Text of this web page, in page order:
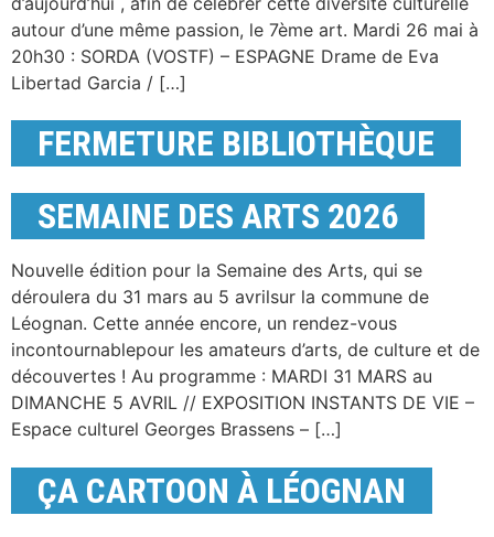
autour d’une même passion, le 7ème art. Mardi 26 mai à
20h30 : SORDA (VOSTF) – ESPAGNE Drame de Eva
Libertad Garcia / […]
FERMETURE BIBLIOTHÈQUE
SEMAINE DES ARTS 2026
Nouvelle édition pour la Semaine des Arts, qui se
déroulera du 31 mars au 5 avrilsur la commune de
Léognan. Cette année encore, un rendez-vous
incontournablepour les amateurs d’arts, de culture et de
découvertes ! Au programme : MARDI 31 MARS au
DIMANCHE 5 AVRIL // EXPOSITION INSTANTS DE VIE –
Espace culturel Georges Brassens – […]
ÇA CARTOON À LÉOGNAN